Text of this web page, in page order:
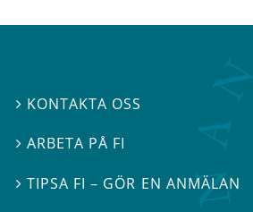
 KONTAKTA OSS
ARBETA PÅ FI
TIPSA FI – GÖR EN ANMÄLAN